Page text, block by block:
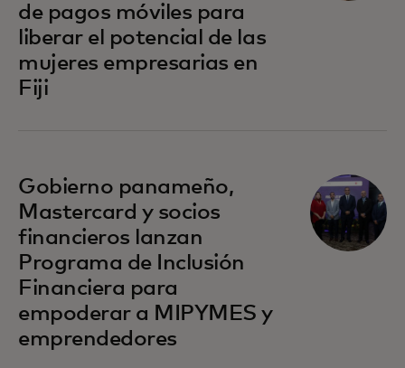
de pagos móviles para
liberar el potencial de las
mujeres empresarias en
Fiji
Gobierno panameño,
Mastercard y socios
financieros lanzan
Programa de Inclusión
Financiera para
empoderar a MIPYMES y
emprendedores
se abre en una pestaña nueva